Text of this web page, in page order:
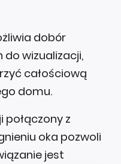
dobór
wizualizacji,
całościową
domu.
połączony z
oka pozwoli
jest